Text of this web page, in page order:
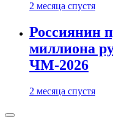
2 месяца спустя
Россиянин
миллиона
ЧМ-2026
2 месяца спустя